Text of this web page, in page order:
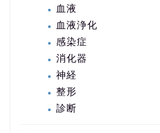
血液
血液浄化
感染症
消化器
神経
整形
診断